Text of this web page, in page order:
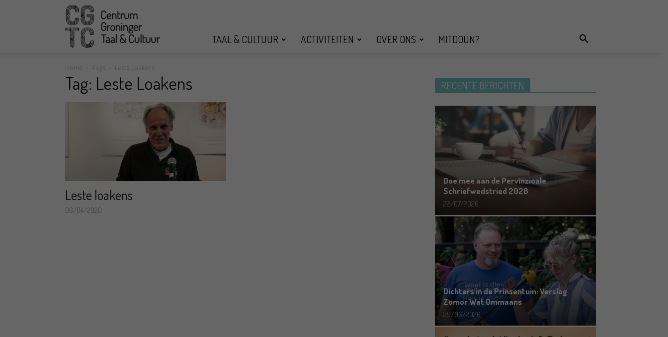
CGTC
TAAL & CULTUUR ACTIVITEITEN OVER ONS MITDOUN?
Home Tags Leste Loakens
Tag: Leste Loakens
Leste loakens
06/04/2020
RECENTE BERICHTEN
Doe mee aan de Pervinzioale
Schriefwedstried 2026
22/07/2026
Dichters in de Prinsentuin: Verslag
Zomor Wat Ommaans
29/06/2026